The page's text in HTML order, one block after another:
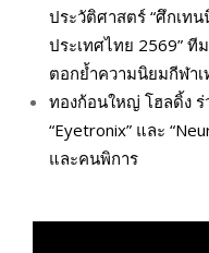
ประวัติศาสตร์ “ศึกเท
ประเทศไทย 2569” ที
ตอกย้ำความนิยมกีฬา
ทองก้อนใหญ่ โฮลดิ้ง ร่
“Eyetronix” และ
และคนพิการ